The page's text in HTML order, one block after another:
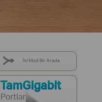
İki Mod Bir Arada
TamGigabit
Portlar